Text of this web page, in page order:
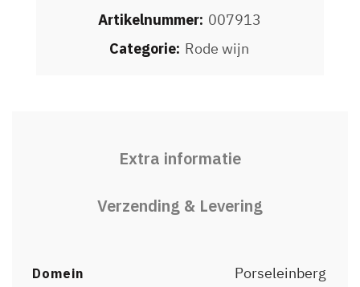
Artikelnummer: 007913
Categorie: Rode wijn
Extra informatie
Verzending & Levering
Domein Porseleinberg